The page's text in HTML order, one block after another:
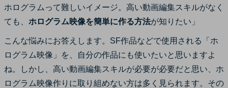
サポート
カスタマーサポート
ブランド紹介
検索
ホログラムって難しいイメージ。高い動画編集スキルがなく
ても、 ホログラム映像を簡単に作る方法が知りたい」
こんな悩みにお答えします。SF作品などで使用される「ホ
ログラム映像」を、自分の作品にも使いたいと思いますよ
ね。しかし、高い動画編集スキルが必要が必要だと思い、ホ
ログラム映像作りに取り組めない方は多く見られます。その